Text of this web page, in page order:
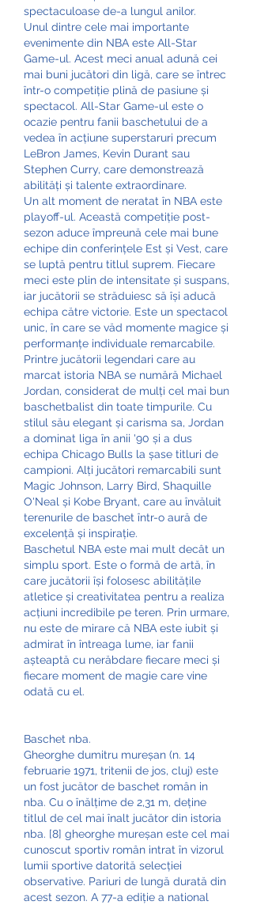
spectaculoase de-a lungul anilor.
Unul dintre cele mai importante
evenimente din NBA este All-Star
Game-ul. Acest meci anual adună cei
mai buni jucători din ligă, care se întrec
într-o competiție plină de pasiune și
spectacol. All-Star Game-ul este o
ocazie pentru fanii baschetului de a
vedea în acțiune superstaruri precum
LeBron James, Kevin Durant sau
Stephen Curry, care demonstrează
abilități și talente extraordinare.
Un alt moment de neratat în NBA este
playoff-ul. Această competiție post-
sezon aduce împreună cele mai bune
echipe din conferințele Est și Vest, care
se luptă pentru titlul suprem. Fiecare
meci este plin de intensitate și suspans,
iar jucătorii se străduiesc să își aducă
echipa către victorie. Este un spectacol
unic, în care se văd momente magice și
performanțe individuale remarcabile.
Printre jucătorii legendari care au
marcat istoria NBA se numără Michael
Jordan, considerat de mulți cel mai bun
baschetbalist din toate timpurile. Cu
stilul său elegant și carisma sa, Jordan
a dominat liga în anii '90 și a dus
echipa Chicago Bulls la șase titluri de
campioni. Alți jucători remarcabili sunt
Magic Johnson, Larry Bird, Shaquille
O'Neal și Kobe Bryant, care au învăluit
terenurile de baschet într-o aură de
excelență și inspirație.
Baschetul NBA este mai mult decât un
simplu sport. Este o formă de artă, în
care jucătorii își folosesc abilitățile
atletice și creativitatea pentru a realiza
acțiuni incredibile pe teren. Prin urmare,
nu este de mirare că NBA este iubit și
admirat în întreaga lume, iar fanii
așteaptă cu nerăbdare fiecare meci și
fiecare moment de magie care vine
odată cu el.
Baschet nba.
Gheorghe dumitru mureșan (n. 14
februarie 1971, tritenii de jos, cluj) este
un fost jucător de baschet român in
nba. Cu o înălțime de 2,31 m, deține
titlul de cel mai înalt jucător din istoria
nba. [8] gheorghe mureșan este cel mai
cunoscut sportiv român intrat în vizorul
lumii sportive datorită selecției
observative. Pariuri de lungă durată din
acest sezon. A 77-a ediție a national